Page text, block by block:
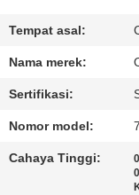
HUBUNGI
KAMI
Tempat asal:
Nama merek:
Sertifikasi:
Nomor model:
Cahaya Tinggi: